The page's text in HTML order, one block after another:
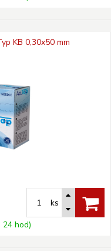
KB 0,30x50 mm
ks
24 hod)